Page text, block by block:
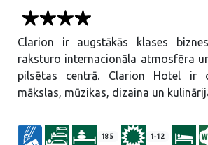
Clarion ir augstākās klases
raksturo internacionāla atmosfēra
pilsētas centrā. Clarion Hotel ir
mākslas, mūzikas, dizaina un
185 1-12